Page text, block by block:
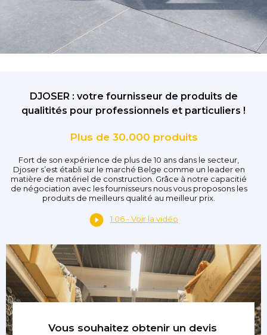
DJOSER : votre fournisseur de produits de
qualitités pour professionnels et particuliers !
Plus de 30.000 produits
Fort de son expérience de plus de 10 ans dans le secteur,
Djoser s’est établi sur le marché Belge comme un leader en
matière de matériel de construction. Grâce à notre capacitié
de négociation avec les fournisseurs nous vous proposons les
produits de meilleurs qualité au meilleur prix.
1:06 - Voir la vidéo
Vous souhaitez obtenir un devis